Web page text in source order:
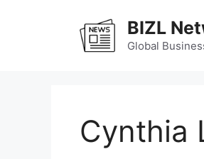
BIZL
Global
Cynthia